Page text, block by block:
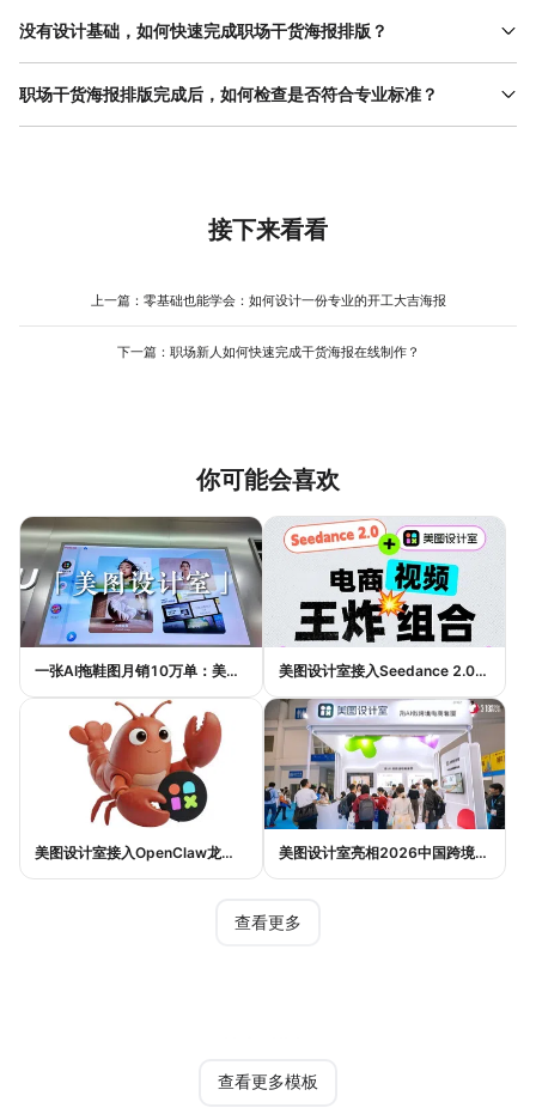
核心方法是“信息分层”：将内容分为核心层（标题、主结论）、支撑
在介绍销售数据时，主标题用“Q3业绩增长30%”配深蓝色背景，下
没有设计基础，如何快速完成职场干货海报排版？
非设计专业的职场人可通过“模板+微调”的方式高效完成排版。首先
选择与内容场景匹配的模板（如培训、汇报、活动宣传），美图设
该工具 操作流程 简单，支持拖拽式编辑，新手也能快速上手，避免
职场干货海报排版完成后，如何检查是否符合专业标准？
检查 职场海报 的专业性可从三个维度入手：信息逻辑、视觉层次和
12pt），重点数据是否用色块或图标突出；细节规范方面，核对字
体是否统一（全文不超过2种字体）、颜色是否克制（主色不超过3
www.designkit.cn提供“智能检查”功能，可自动标记字号过小、颜
复修改的次数，提升整体效率。
接下来看看
上一篇： 零基础也能学会：如何设计一份专业的开工大吉海报
下一篇： 职场新人如何快速完成干货海报在线制作？
你可能会喜欢
一张AI拖鞋图月销10万单：美图设计室如何帮助普通电商卖家提升效率与销量 美图设计室接入Seedance 2.0：AI如何实现一句话生成电商带货视频
美图设计室接入OpenClaw龙虾生态：AI设计如何实现一句话完成电商作图 美图设计室亮相2026中国跨境电商交易会，AI设计Agent助力跨境电商内容提效
查看更多
查看更多模板